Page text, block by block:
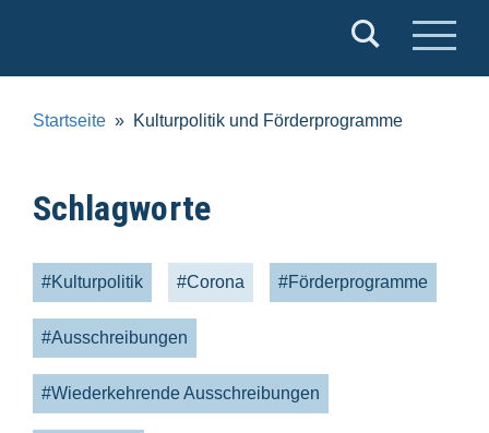
e.V.
Startseite Kulturpolitik und Förderprogramme
Schlagworte
#Kulturpolitik #Corona #Förderprogramme
#Ausschreibungen
#Wiederkehrende Ausschreibungen